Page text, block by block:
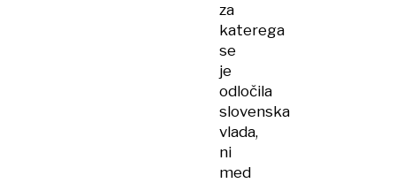
za
katerega
se
je
odločila
slovenska
vlada,
ni
med